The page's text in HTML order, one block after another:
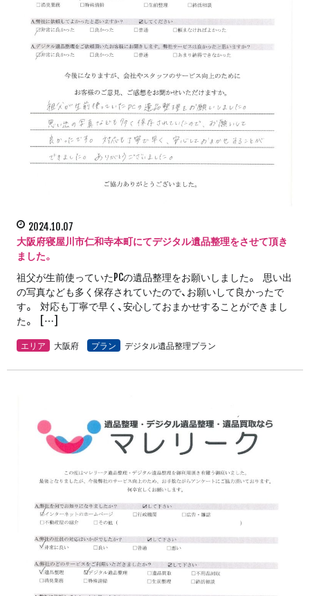
2024.10.07
大阪府寝屋川市仁和寺本町にてデジタル遺品整理をさせて頂き
ました。
祖父が生前使っていたPCの遺品整理をお願いしました。 思い出
の写真なども多く保存されていたので、お願いして良かったで
す。 対応も丁寧で早く、安心しておまかせすることができまし
た。 […]
エリア 大阪府 プラン デジタル遺品整理プラン